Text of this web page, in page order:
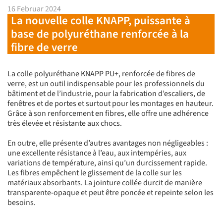
16 Februar 2024
La nouvelle colle KNAPP, puissante à
base de polyuréthane renforcée à la
fibre de verre
La colle polyuréthane KNAPP PU+, renforcée de fibres de
verre, est un outil indispensable pour les professionnels du
bâtiment et de l’industrie, pour la fabrication d’escaliers, de
fenêtres et de portes et surtout pour les montages en hauteur.
Grâce à son renforcement en fibres, elle offre une adhérence
très élevée et résistante aux chocs.
En outre, elle présente d’autres avantages non négligeables :
une excellente résistance à l’eau, aux intempéries, aux
variations de température, ainsi qu’un durcissement rapide.
Les fibres empêchent le glissement de la colle sur les
matériaux absorbants. La jointure collée durcit de manière
transparente-opaque et peut être poncée et repeinte selon les
besoins.